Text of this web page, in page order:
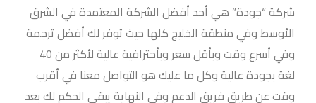
شركة “جودة” هي أحد أفضل الشركة المعتمدة في الشرق
الأوسط وفي منطقة الخليج كلها حيث توفر لك أفضل ترجمة
وفي أسرع وقت وبأقل سعر وبأحترافية عالية لأكثر من 40
لغة بجودة عالية وكل ما عليك هو التواصل معنا في أقرب
وقت عن طريق فريق الدعم وفي النهاية يبقي الحكم لك بعد